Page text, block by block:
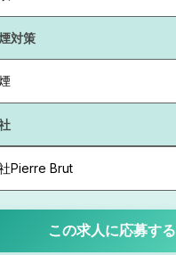
対策
Pierre Brut
この求人に応募する